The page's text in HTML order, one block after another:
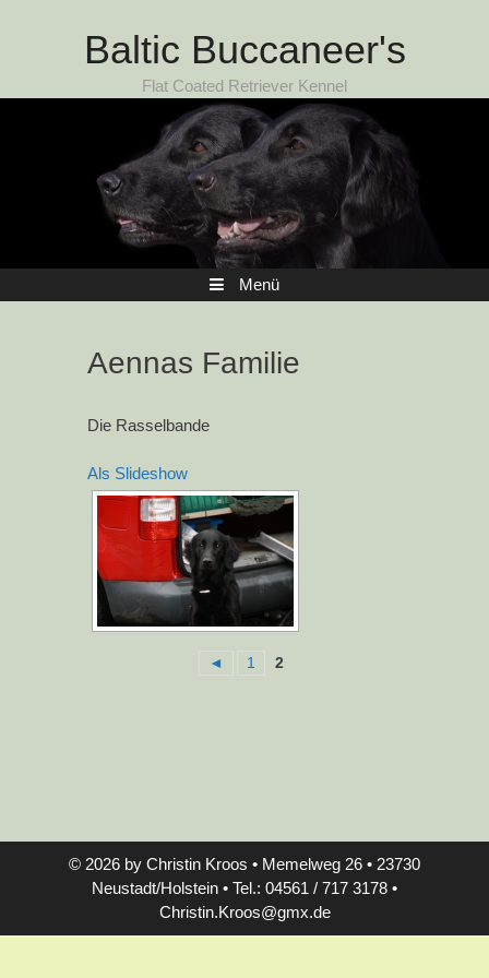
Baltic Buccaneer's
Flat Coated Retriever Kennel
Menü
Aennas Familie
Die Rasselbande
Als Slideshow
◄ 1 2
© 2026 by Christin Kroos • Memelweg 26 • 23730
Neustadt/Holstein • Tel.: 04561 / 717 3178 •
Christin.Kroos@gmx.de